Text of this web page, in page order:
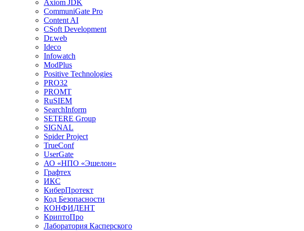
Axiom JDK
CommuniGate Pro
Content AI
CSoft Development
Dr.web
Ideco
Infowatch
ModPlus
Positive Technologies
PRO32
PROMT
RuSIEM
SearchInform
SETERE Group
SIGNAL
Spider Project
TrueConf
UserGate
АО «НПО «Эшелон»
Графтех
ИКС
КиберПротект
Код Безопасности
КОНФИДЕНТ
КриптоПро
Лаборатория Касперского